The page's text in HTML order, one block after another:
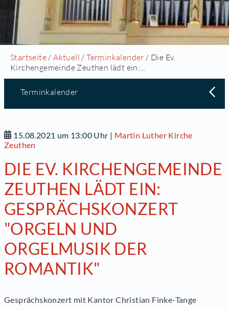
Startseite /Aktuell /Terminkalender / Die Ev.
Kirchengemeinde Zeuthen lädt ein:...
Terminkalender
15.08.2021 um 13:00 Uhr | Martin Luther Kirche
Zeuthen
DIE EV. KIRCHENGEMEINDE
ZEUTHEN LÄDT EIN:
GESPRÄCHSKONZERT
"ORGELN UND
ORGELMUSIK DER
ROMANTIK"
Gesprächskonzert mit Kantor Christian Finke-Tange